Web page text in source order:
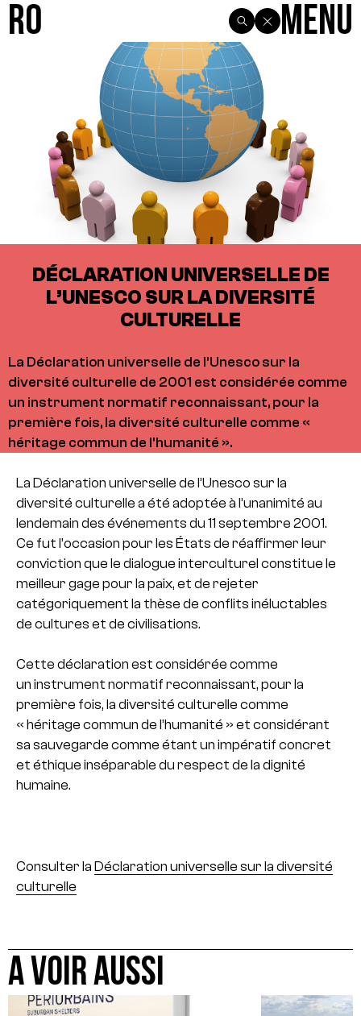
R0 Menu
DÉCLARATION UNIVERSELLE DE
L’UNESCO SUR LA DIVERSITÉ
CULTURELLE
La Déclaration universelle de l’Unesco sur la
diversité culturelle de 2001 est considérée comme
un instrument normatif reconnaissant, pour la
première fois, la diversité culturelle comme «
héritage commun de l'humanité ».
La Déclaration universelle de l’Unesco sur la
diversité culturelle a été adoptée à l’unanimité au
lendemain des événements du 11 septembre 2001.
Ce fut l’occasion pour les États de réaffirmer leur
conviction que le dialogue interculturel constitue le
meilleur gage pour la paix, et de rejeter
catégoriquement la thèse de conflits inéluctables
de cultures et de civilisations.
Cette déclaration est considérée comme
un instrument normatif reconnaissant, pour la
première fois, la diversité culturelle comme
« héritage commun de l’humanité » et considérant
sa sauvegarde comme étant un impératif concret
et éthique inséparable du respect de la dignité
humaine.
Consulter la Déclaration universelle sur la diversité
culturelle
A VOIR AUSSI